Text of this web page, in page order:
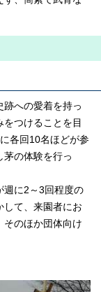
への愛着を持っ
つけることを目
各回10名ほどが参
茅の体験を行っ
週に2～3回程度の
して、来園者にお
そのほか団体向け